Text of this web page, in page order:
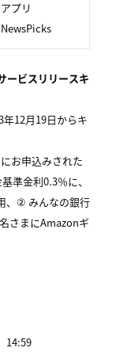
アプリ
NewsPicks
ービスリリースキ
12月19日からキ
お申込みされた
準金利0.3％に、
、② みんなの銀行
さまにAmazonギ
14:59